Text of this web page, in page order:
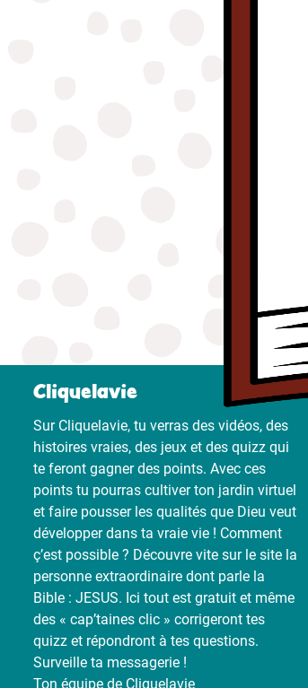
Cliquelavie
Sur Cliquelavie, tu verras des vidéos, des
histoires vraies, des jeux et des quizz qui
te feront gagner des points. Avec ces
points tu pourras cultiver ton jardin virtuel
et faire pousser les qualités que Dieu veut
développer dans ta vraie vie ! Comment
ç’est possible ? Découvre vite sur le site la
personne extraordinaire dont parle la
Bible : JESUS. Ici tout est gratuit et même
des « cap’taines clic » corrigeront tes
quizz et répondront à tes questions.
Surveille ta messagerie !
Ton équipe de Cliquelavie